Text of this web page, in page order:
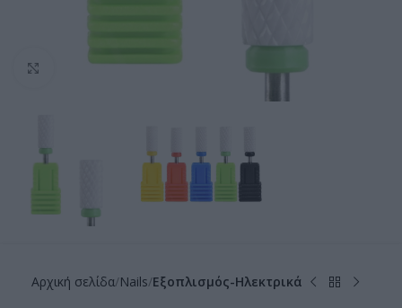
Click to enlarge
Αρχική σελίδα Nails Εξοπλισμός-Ηλεκτρικά